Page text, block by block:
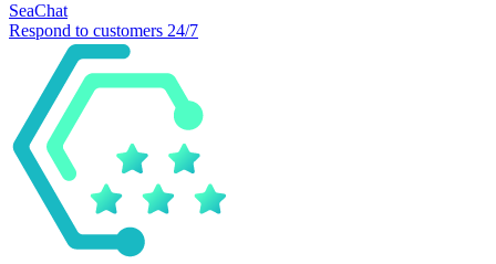
SeaChat
Respond to customers 24/7